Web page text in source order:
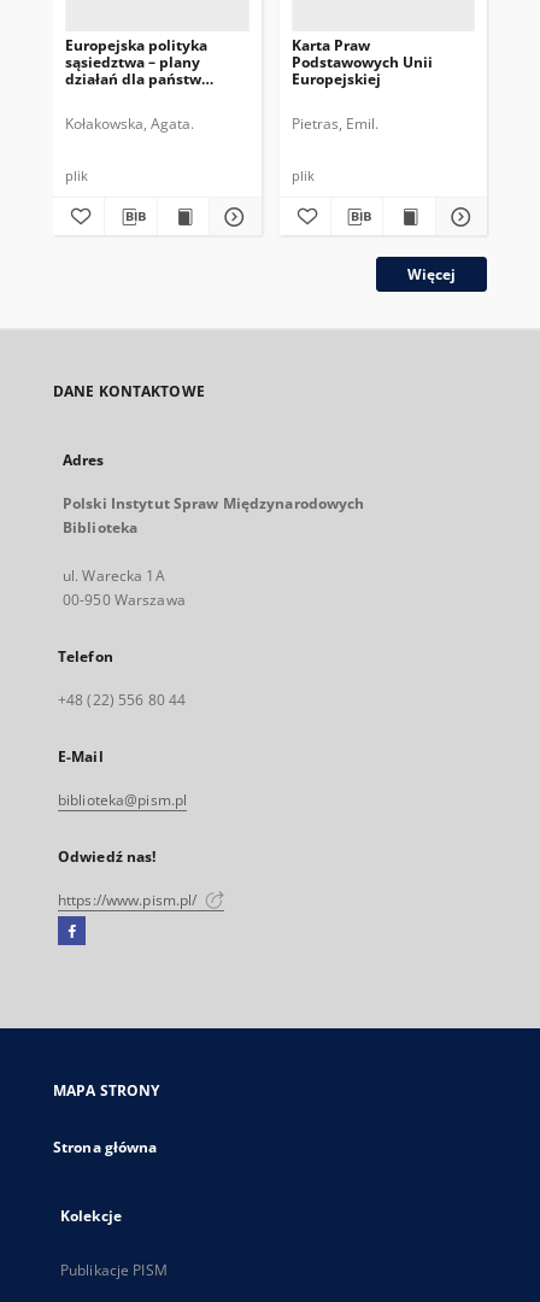
Europejska polityka
sąsiedztwa – plany
działań dla państw
Kołakowska, Agata.
plik
Karta Praw
Podstawowych Unii
Europejskiej
Pietras, Emil.
plik
Więcej
DANE KONTAKTOWE
Adres
Polski Instytut Spraw Międzynarodowych
Biblioteka
ul. Warecka 1A
00-950 Warszawa
Telefon
+48 (22) 556 80 44
E-Mail
biblioteka@pism.pl
Odwiedź nas!
https://www.pism.pl/
Facebook
się
karcie
MAPA STRONY
Strona główna
Kolekcje
Publikacje PISM